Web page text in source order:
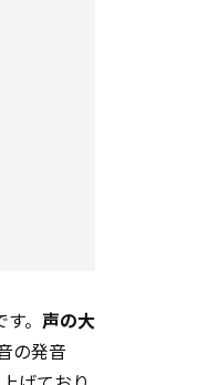
。 声の大
の発音